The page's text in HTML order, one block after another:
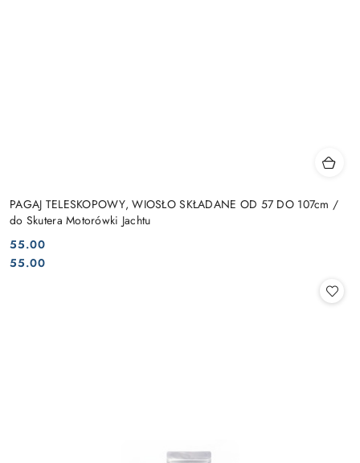
PAGAJ TELESKOPOWY, WIOSŁO SKŁADANE OD 57 DO 107cm /
do Skutera Motorówki Jachtu
Cena:
55.00
Cena:
55.00